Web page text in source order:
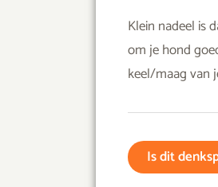
Klein nadeel is
om je hond
keel/maag van
Is dit